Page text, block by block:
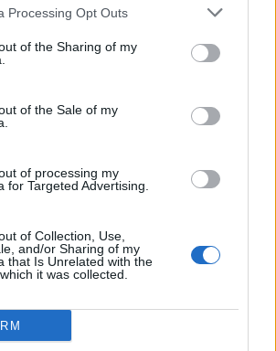
Processing Opt Outs
of the Sharing of my
of the Sale of my
of processing my
for Targeted Advertising.
of Collection, Use,
and/or Sharing of my
that Is Unrelated with the
it was collected.
κατήγγειλε 17χρονο για βιασμό
στο Κορωπί - Είχε ηχήσει το 112
ΕΛΛAΔΑ 17:14
Πρόλαβαν τη φωτιά στο Κορωπί -
Πρόλαβαν τη φωτιά στο Κορωπί
- Είχε ηχήσει το 112